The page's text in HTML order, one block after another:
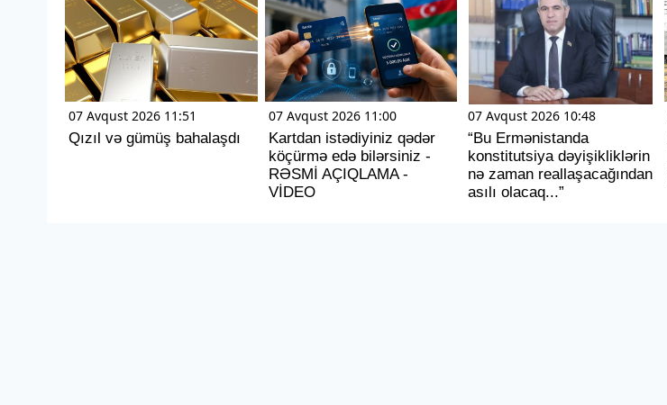
07 Avqust 2026 11:51
Qızıl və gümüş bahalaşdı
07 Avqust 2026 11:00
Kartdan istədiyiniz qədər
köçürmə edə bilərsiniz -
RƏSMİ AÇIQLAMA -
VİDEO
07 Avqust 2026 10:48
“Bu Ermənistanda
konstitutsiya dəyişikliklərin
nə zaman reallaşacağından
asılı olacaq...”